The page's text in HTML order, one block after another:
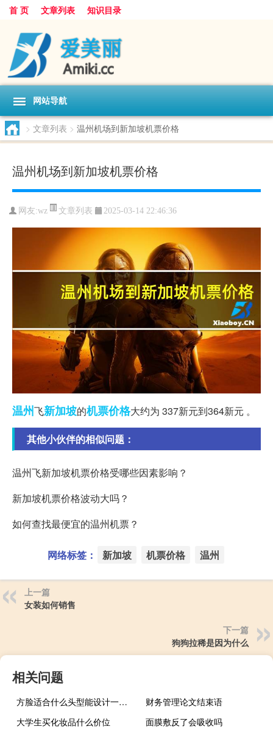
首 页 文章列表 知识目录
网站导航
> 文章列表 > 温州机场到新加坡机票价格
温州机场到新加坡机票价格
网友:wz 文章列表 2025-03-14 22:46:36
温州飞新加坡的机票价格大约为 337新元到364新元 。
其他小伙伴的相似问题：
温州飞新加坡机票价格受哪些因素影响？
新加坡机票价格波动大吗？
如何查找最便宜的温州机票？
网络标签： 新加坡 机票价格 温州
上一篇
女装如何销售
下一篇
狗狗拉稀是因为什么
相关问题
方脸适合什么头型能设计一下吗
财务管理论文结束语
大学生买化妆品什么价位
面膜敷反了会吸收吗